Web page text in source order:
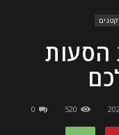
הסעות
520
0